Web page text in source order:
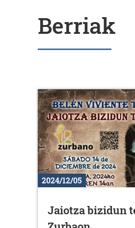
Berriak
2024/12/05
Jaiotza bizidun